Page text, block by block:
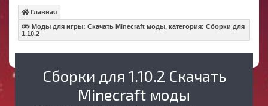
Главная
Моды для игры: Скачать Minecraft моды, категория: Сборки для
1.10.2
Сборки для 1.10.2 Скачать
Minecraft моды